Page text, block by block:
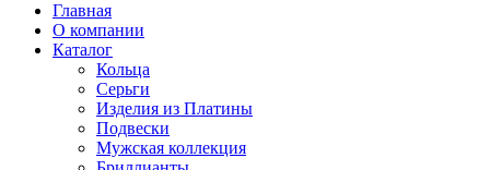
Главная
О компании
Каталог
Кольца
Серьги
Изделия из Платины
Подвески
Мужская коллекция